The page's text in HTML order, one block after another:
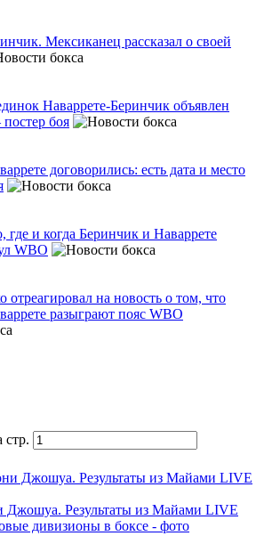
Мексиканец рассказал о своей
Наваррете-Беринчик объявлен
боя
договорились: есть дата и место
где и когда Беринчик и Наваррете
WBO
отреагировал на новость о том, что
разыграют пояс WBO
стр.
Результаты из Майами LIVE